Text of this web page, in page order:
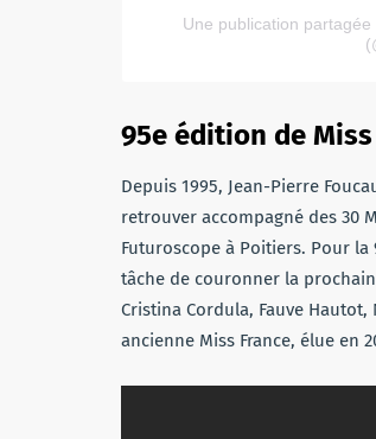
Une publication
95e édition de Miss
Depuis 1995, Jean-Pierre
retrouver accompagné des 30
Futuroscope à Poitiers. Pour
tâche de couronner la
Cristina Cordula, Fauve
ancienne Miss France, élue en